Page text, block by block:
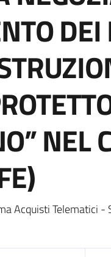
NEL
Acquisti Telematici -